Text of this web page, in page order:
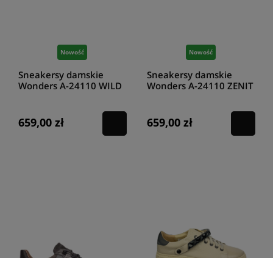
Nowość
Sneakersy damskie
Wonders A-24110 WILD
659,00 zł
Nowość
Sneakersy damskie
Wonders A-24110 ZENIT
659,00 zł